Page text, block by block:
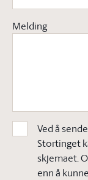
Melding
Ved å
Stortinget
skjemaet.
enn å